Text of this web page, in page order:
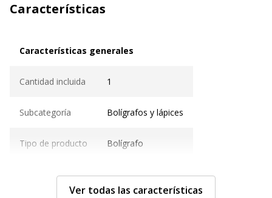
Características
Características generales
Cantidad incluida 1
Subcategoría Bolígrafos y lápices
Tipo de producto Bolígrafo
Características técnicas
Ver todas las características